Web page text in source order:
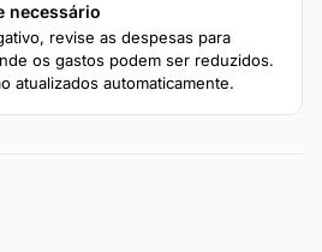
necessário
revise as despesas para
os gastos podem ser reduzidos.
atualizados automaticamente.